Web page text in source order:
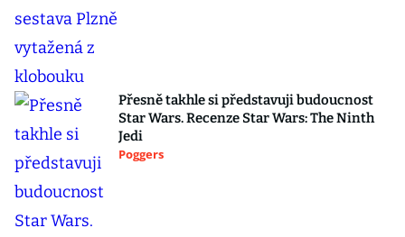
Přesně takhle si představuji budoucnost
Star Wars. Recenze Star Wars: The Ninth
Jedi
Poggers